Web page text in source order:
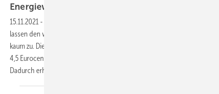
Energiewende
15.11.2021 -
lassen den wirtschaftlichen Betrieb von neuen Photovoltaikanlagen
kaum zu. Die Stromgestehungskosten lagen im November 2021 bereits
4,5 Eurocent über der aktuellen Einspeisevergütung je Kilowattstunde.
Dadurch erhöht sich die Amortisationszeit auf fast 22